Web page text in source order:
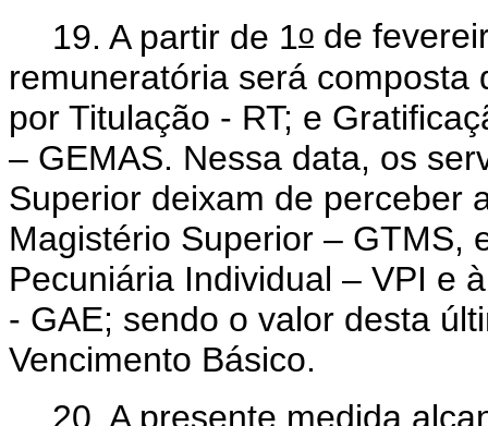
19. A partir de 1o de
remuneratória será composta
por Titulação - RT; e
– GEMAS. Nessa data, os
Superior deixam de perceber
Magistério Superior – GTMS,
Pecuniária Individual – VPI e
- GAE; sendo o valor desta
Vencimento Básico.
20. A presente medida